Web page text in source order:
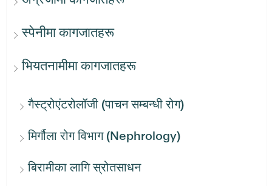
स्पेनीमा कागजातहरू
भियतनामीमा कागजातहरू
गैस्ट्रोएंटरोलॉजी (पाचन सम्बन्धी रोग)
मिर्गौला रोग विभाग (Nephrology)
बिरामीका लागि स्रोतसाधन